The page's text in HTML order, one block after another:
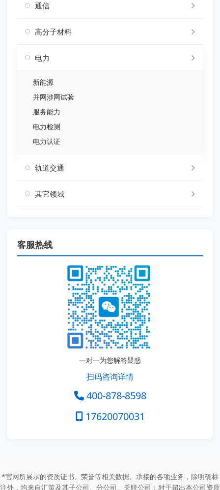
通信
高分子材料
电力
新能源
并网涉网试验
服务能力
电力检测
电力认证
轨道交通
其它领域
客服热线
一对一为您解答疑惑
扫码咨询详情
400-878-8598
17620070031
*官网所展示的资质证书、荣誉等相关数据、承接的各项业务，除明确标
注外，均来自汇策及其子公司、分公司、关联公司；对于超出本公司资质